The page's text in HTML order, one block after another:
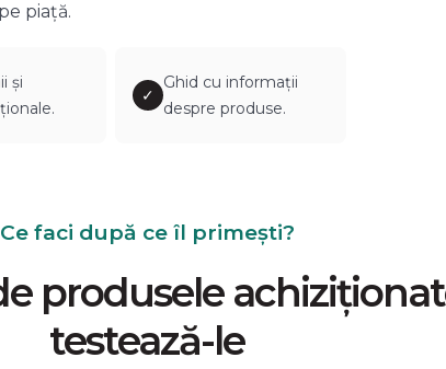
piață.
și
✓
Ghid cu informații
despre produse.
Ce faci după ce îl primești?
produsele
testează-le